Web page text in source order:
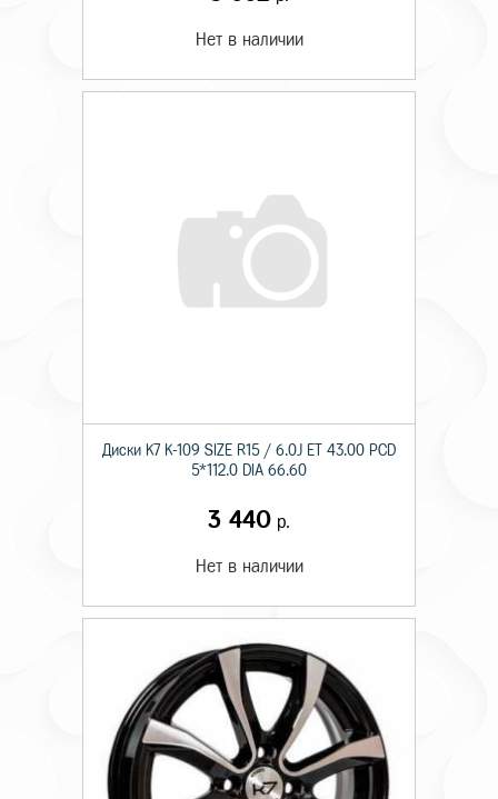
Нет в наличии
Диски K7 K-109 SIZE R15 / 6.0J ET 43.00 PCD
5*112.0 DIA 66.60
3 440 р.
Нет в наличии